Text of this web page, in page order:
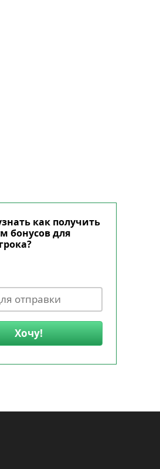
как получить
бонусов для
Хочу!